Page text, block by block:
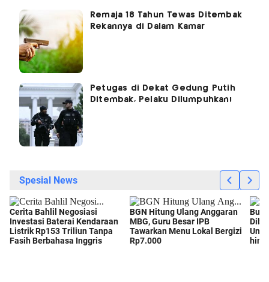
Remaja 18 Tahun Tewas Ditembak
Rekannya di Dalam Kamar
Petugas di Dekat Gedung Putih
Ditembak, Pelaku Dilumpuhkan!